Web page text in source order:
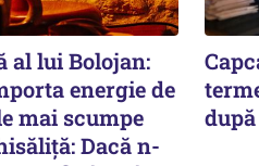
al lui Bolojan:
energie de
mai scumpe
Dacă n-